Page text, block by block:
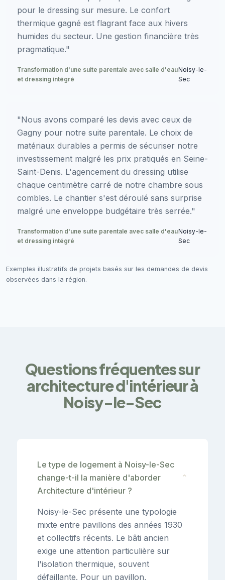
pour le dressing sur mesure. Le confort
thermique gagné est flagrant face aux hivers
humides du secteur. Une gestion financière très
pragmatique."
Transformation d'une suite parentale avec salle d'eau
et dressing intégré
Noisy-le-
Sec
"Nous avons comparé les devis avec ceux de
Gagny pour notre suite parentale. Le choix de
matériaux durables a permis de sécuriser notre
investissement malgré les prix pratiqués en Seine-
Saint-Denis. L'agencement du dressing utilise
chaque centimètre carré de notre chambre sous
combles. Le chantier s'est déroulé sans surprise
malgré une enveloppe budgétaire très serrée."
Transformation d'une suite parentale avec salle d'eau
et dressing intégré
Noisy-le-
Sec
Exemples illustratifs de projets basés sur les demandes de devis
observées dans la région.
Questions fréquentes sur
architecture d'intérieur à
Noisy-le-Sec
Le type de logement à Noisy-le-Sec
change-t-il la manière d'aborder
Architecture d'intérieur ?
⌄
Noisy-le-Sec présente une typologie
mixte entre pavillons des années 1930
et collectifs récents. Le bâti ancien
exige une attention particulière sur
l'isolation thermique, souvent
défaillante. Pour un pavillon,